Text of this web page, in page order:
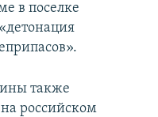
в поселке
также
на российском